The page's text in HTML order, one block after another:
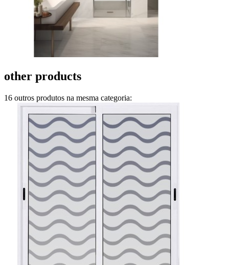
other products
16 outros produtos na mesma categoria: